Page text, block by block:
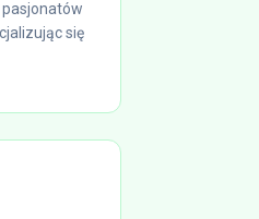
się